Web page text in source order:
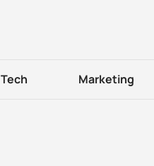
Tech Marketing